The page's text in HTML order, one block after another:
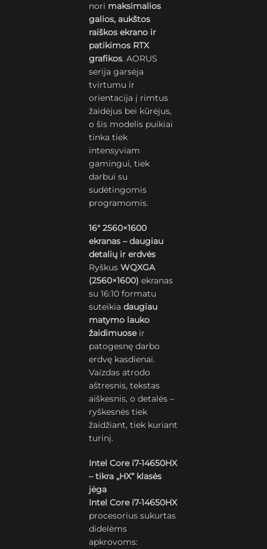
nori maksimalios
galios, aukštos
raiškos ekrano ir
patikimos RTX
grafikos. AORUS
serija garsėja
tvirtumu ir
orientacija į rimtus
žaidėjus bei kūrėjus,
o šis modelis puikiai
tinka tiek
intensyviam
gamingui, tiek
darbui su
sudėtingomis
programomis.
16″ 2560×1600
ekranas – daugiau
detalių ir erdvės
RyškusWQXGA
(2560×1600) ekranas
su 16:10 formatu
suteikiadaugiau
matymo lauko
žaidimuoseir
patogesnę darbo
erdvę kasdienai.
Vaizdas atrodo
aštresnis, tekstas
aiškesnis, o detalės –
ryškesnės tiek
žaidžiant, tiek kuriant
turinį.
Intel Core i7-14650HX
– tikra „HX“ klasės
jėga
Intel Core i7-14650HX
procesorius sukurtas
didelėms
apkrovoms: